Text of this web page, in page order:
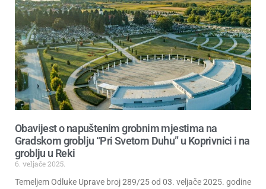
Obavijest o napuštenim grobnim mjestima na
Gradskom groblju “Pri Svetom Duhu” u Koprivnici i na
groblju u Reki
6. veljače 2025.
Temeljem Odluke Uprave broj 289/25 od 03. veljače 2025. godine